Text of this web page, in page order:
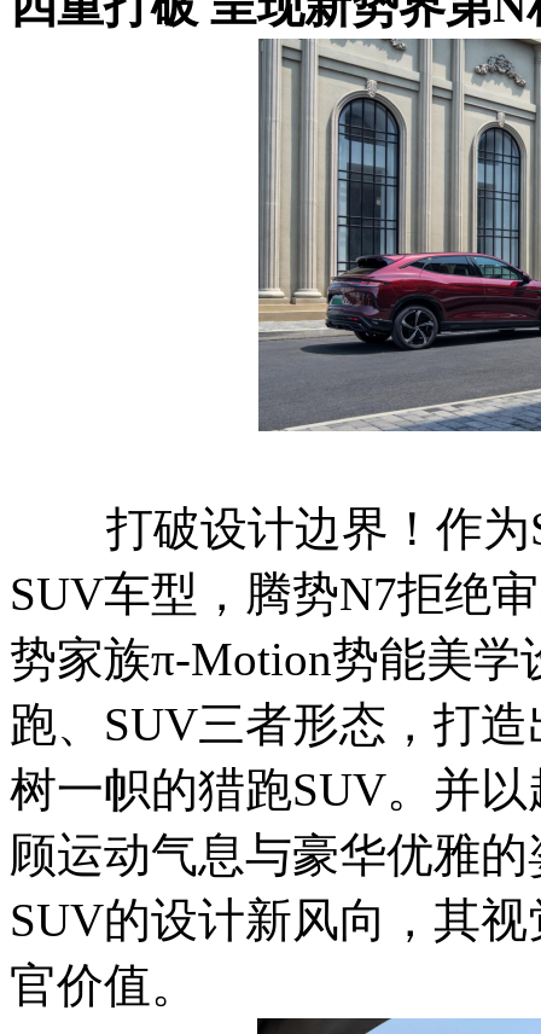
打破设计边界！作为
SUV车型，腾势N7拒绝
势家族π-Motion势能美
跑、SUV三者形态，打
树一帜的猎跑SUV。并
顾运动气息与豪华优雅
SUV的设计新风向，其
官价值。